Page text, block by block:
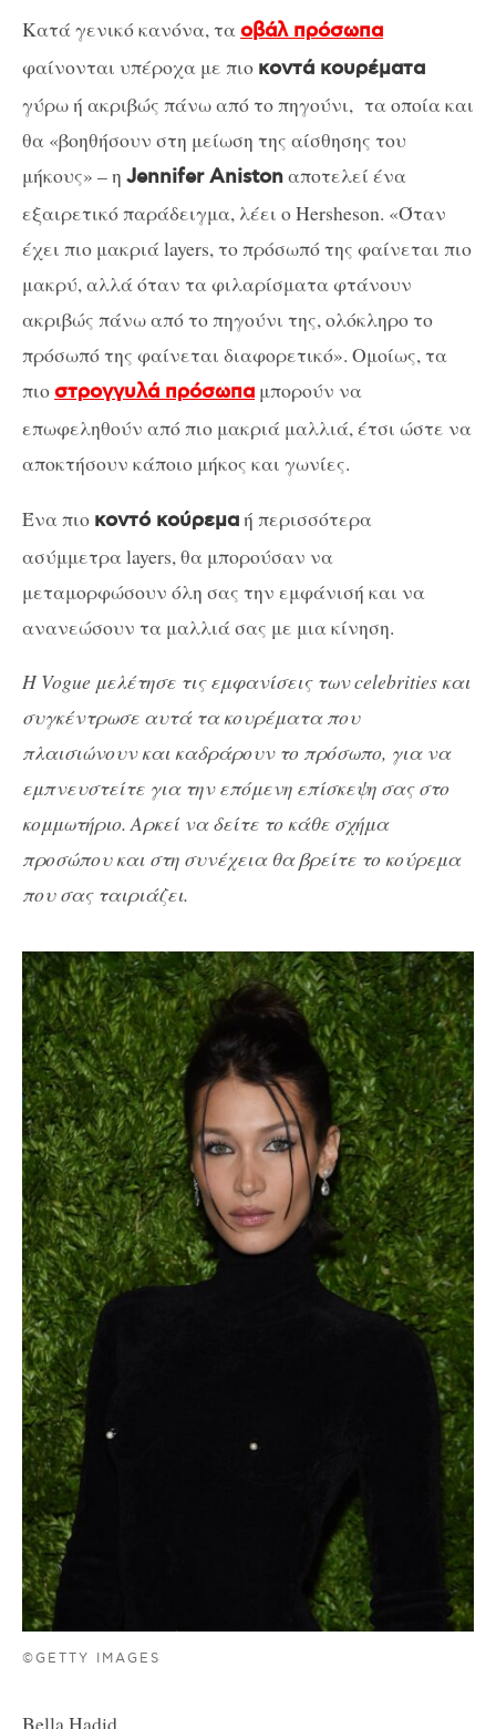
Κατά γενικό κανόνα, ταοβάλ πρόσωπα
φαίνονται υπέροχα με πιο κοντά κουρέματα
γύρω ή ακριβώς πάνω από το πηγούνι, τα οποία και
θα «βοηθήσουν στη μείωση της αίσθησης του
μήκους» – η Jennifer Anistonαποτελεί ένα
εξαιρετικό παράδειγμα, λέει ο Hersheson. «Όταν
έχει πιο μακριά layers, το πρόσωπό της φαίνεται πιο
μακρύ, αλλά όταν τα φιλαρίσματα φτάνουν
ακριβώς πάνω από το πηγούνι της, ολόκληρο το
πρόσωπό της φαίνεται διαφορετικό». Ομοίως, τα
πιοστρογγυλά πρόσωπα μπορούν να
επωφεληθούν από πιο μακριά μαλλιά, έτσι ώστε να
αποκτήσουν κάποιο μήκος και γωνίες.
Ένα πιο κοντό κούρεμαή περισσότερα
ασύμμετρα layers, θα μπορούσαν να
μεταμορφώσουν όλη σας την εμφάνισή και να
ανανεώσουν τα μαλλιά σας με μια κίνηση.
H Vogue μελέτησε τις εμφανίσεις τωνcelebrities και
συγκέντρωσε αυτά τα κουρέματα που
πλαισιώνουν και καδράρουν το πρόσωπο, γιανα
εμπνευστείτε για την επόμενη επίσκεψη σας στο
κομμωτήριο. Αρκεί να δείτε το κάθε σχήμα
προσώπου και στη συνέχεια θα βρείτε το κούρεμα
που σας ταιριάζει.
©GETTY IMAGES
Bella Hadid